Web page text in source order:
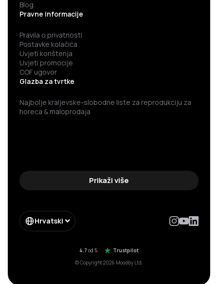
Blog
Pravne informacije
Pravila o privatnosti
Postavke kolačića
Uvjeti korištenja
Uvjeti promocije
COF ugovor
Glazba za tvrtke
Najbolje kraljevske-slobodne liste za reprodukciju za
horeca & maloprodaja
Prikaži više
Hrvatski
4.7 od 5
Trustpilot
© Copyright 2026 Moodby Ltd.